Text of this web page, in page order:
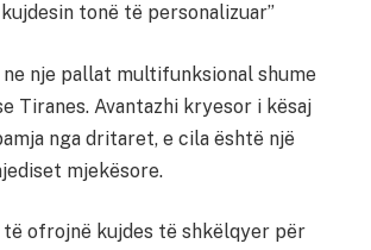
tonë të personalizuar”
nje pallat multifunksional shume
Tiranes. Avantazhi kryesor i kësaj
nga dritaret, e cila është një
mjekësore.
ofrojnë kujdes të shkëlqyer për